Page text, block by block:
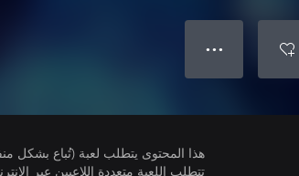
● ● ●
هذا المحتوى يتطلب لعبة (تُباع بشكل